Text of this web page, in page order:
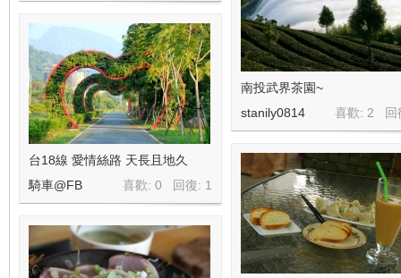
南投武界茶園~
喜歡: 2 回
stanily0814
台18線 愛情絲路 天長且地久
喜歡: 0 回復: 1
騎車@FB